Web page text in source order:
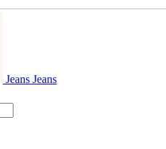
Jeans Jeans